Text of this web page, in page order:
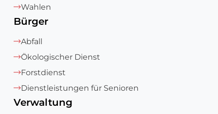
Wahlen
Bürger
Abfall
Ökologischer Dienst
Forstdienst
Dienstleistungen für Senioren
Verwaltung